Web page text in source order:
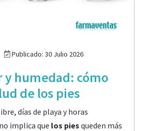
Publicado: 30 Julio 2026
y humedad: cómo
de los pies
días de playa y horas
implica que los pies queden más